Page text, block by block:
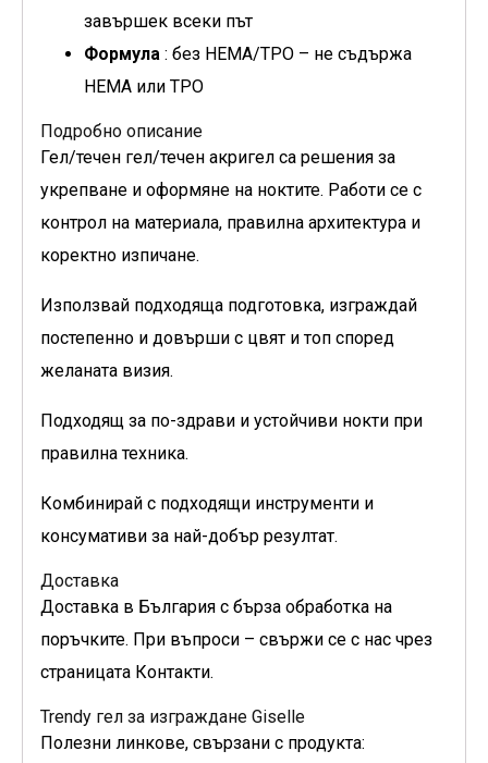
завършек всеки път
Формула : без HEMA/TPO – не съдържа
HEMA или TPO
Подробно описание
Гел/течен гел/течен акригел са решения за
укрепване и оформяне на ноктите. Работи се с
контрол на материала, правилна архитектура и
коректно изпичане.
Използвай подходяща подготовка, изграждай
постепенно и довърши с цвят и топ според
желаната визия.
Подходящ за по-здрави и устойчиви нокти при
правилна техника.
Комбинирай с подходящи инструменти и
консумативи за най-добър резултат.
Доставка
Доставка в България с бърза обработка на
поръчките. При въпроси – свържи се с нас чрез
страницата Контакти.
Trendy гел за изграждане Giselle
Полезни линкове, свързани с продукта: